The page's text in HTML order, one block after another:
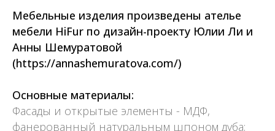
Мебельные изделия произведены ателье
мебели HiFur по дизайн-проекту Юлии Ли и
Анны Шемуратовой
(https://annashemuratova.com/)
Основные материалы:
Фасады и открытые элементы - МДФ,
фанерованный натуральным шпоном дуба;